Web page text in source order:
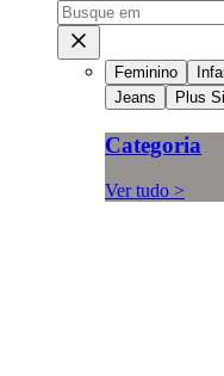
Feminino
Jeans
Plus
Categoria
Ver tudo >